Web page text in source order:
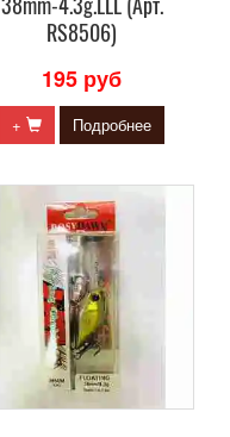
RS8506)
195 руб
+ Подробнее